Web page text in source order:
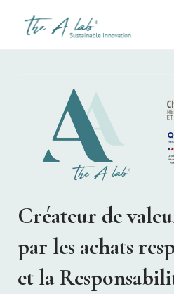
content
Créateur de
par les achats
et la